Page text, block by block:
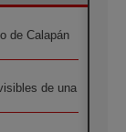
de Calapán
de una